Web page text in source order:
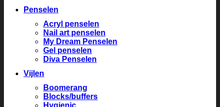
Penselen
Acryl penselen
Nail art penselen
My Dream Penselen
Gel penselen
Diva Penselen
Vijlen
Boomerang
Blocks/buffers
Hygienic